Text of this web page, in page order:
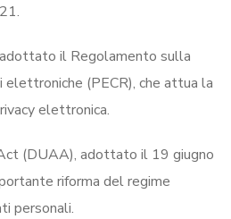
il Regolamento sulla
elettroniche (PECR), che attua la
elettronica.
(DUAA), adottato il 19 giugno
riforma del regime
personali.